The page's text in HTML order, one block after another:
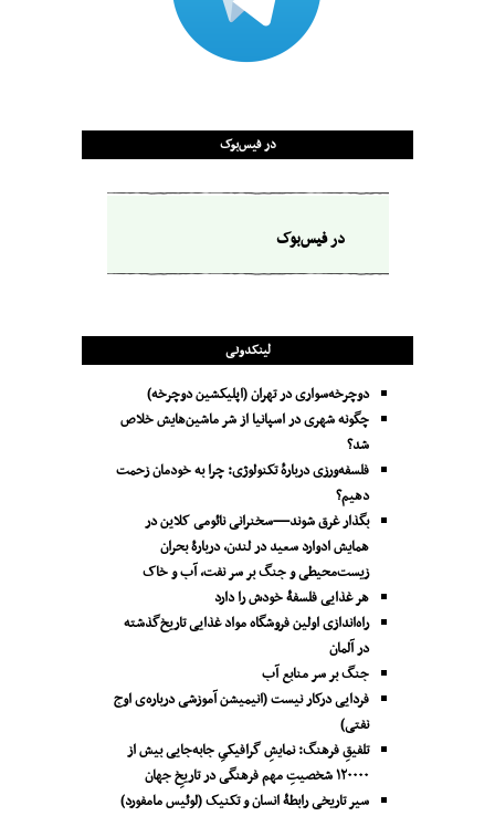
در فیس‌بوک
در فیس‌بوک
لینکدونی
دوچرخه‌سواری در تهران (اپلیکشین دوچرخه)
چگونه شهری در اسپانیا از شر ماشین‌هایش خلاص
شد؟
فلسفه‌ورزی دربارهٔ تکنولوژی: چرا به خودمان زحمت
دهیم؟
بگذار غرق شوند—سخنرانی نائومی کلاین در
همایش ادوارد سعید در لندن، دربارۀ بحران
زیست‌محیطی و جنگ بر سر نفت، آب و خاک
هر غذایی فلسفۀ خودش را دارد
راه‌اندازی اولین فروشگاه مواد غذایی تاریخ‌گذشته
در آلمان
جنگ بر سر منابع آب
فردایی درکار نیست (انیمیشن آموزشی درباره‌ی اوج
نفتی)
تلفیقِ فرهنگ: نمایشِ گرافیکیِ جا‌به‌جایی بیش از
۱۲۰۰۰۰ شخصیتِ مهم فرهنگی در تاریخِ جهان
سیر تاریخی رابطۀ انسان و تکنیک (لوئیس مامفورد)